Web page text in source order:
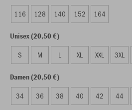
116 128 140 152 164
Unisex (20,50 €)
S M L XL XXL 3XL
Damen (20,50 €)
34 36 38 40 42 44